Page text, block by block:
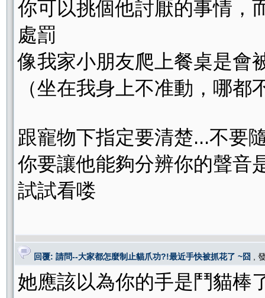
你可以挑個他討厭的事情，
處罰
像我家小朋友爬上餐桌是會
（坐在我身上不准動，哪都
跟寵物下指定要清楚...不要
你要讓他能夠分辨你的聲音
試試看喽
回覆: 請問--大家都怎麼制止貓爪功?!最近手快被抓花了 ~囧 ,
她應該以為你的手是鬥貓棒